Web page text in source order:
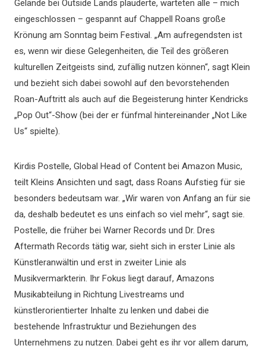
Gelände bei Outside Lands plauderte, warteten alle – mich
eingeschlossen – gespannt auf Chappell Roans große
Krönung am Sonntag beim Festival. „Am aufregendsten ist
es, wenn wir diese Gelegenheiten, die Teil des größeren
kulturellen Zeitgeists sind, zufällig nutzen können“, sagt Klein
und bezieht sich dabei sowohl auf den bevorstehenden
Roan-Auftritt als auch auf die Begeisterung hinter Kendricks
„Pop Out“-Show (bei der er fünfmal hintereinander „Not Like
Us“ spielte).
Kirdis Postelle, Global Head of Content bei Amazon Music,
teilt Kleins Ansichten und sagt, dass Roans Aufstieg für sie
besonders bedeutsam war. „Wir waren von Anfang an für sie
da, deshalb bedeutet es uns einfach so viel mehr“, sagt sie.
Postelle, die früher bei Warner Records und Dr. Dres
Aftermath Records tätig war, sieht sich in erster Linie als
Künstleranwältin und erst in zweiter Linie als
Musikvermarkterin. Ihr Fokus liegt darauf, Amazons
Musikabteilung in Richtung Livestreams und
künstlerorientierter Inhalte zu lenken und dabei die
bestehende Infrastruktur und Beziehungen des
Unternehmens zu nutzen. Dabei geht es ihr vor allem darum,